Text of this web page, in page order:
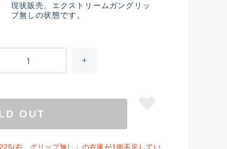
現状販売。エクストリームガングリッ
プ無しの状態です。
OUT
右 グリップ無し」の在庫が1個不足してい